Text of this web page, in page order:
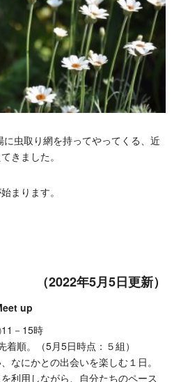
虫取り網を持ってやってくる、近
きました。
まります。
（2022年5月5日更新）
up
－15時
順。（5月5日時点：５組）
なにかとの出会いを楽しむ１日。
利用しながら、自分たちのペース